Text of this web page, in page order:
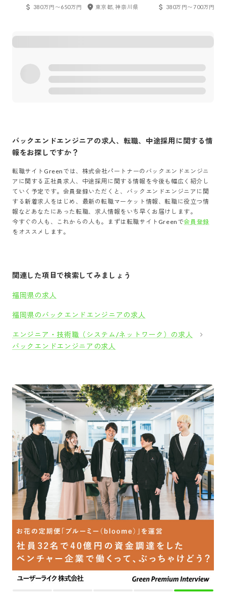
380万円〜650万円 東京都, 神奈川県
【関西】
380万円〜700万円
バックエンドエンジニアの求人、転職、中途採用に関する情
報をお探しですか？
転職サイトGreenでは、 株式会社パートナーの バックエンドエンジニ
ア に関する正社員求人、中途採用に関する情報を今後も幅広く紹介し
ていく予定です。会員登録いただくと、 バックエンドエンジニア に関
する新着求人をはじめ、最新の転職マーケット情報、転職に役立つ情
報などあなたにあった転職、求人情報をいち早くお届けします。
今すぐの人も、これからの人も。まずは転職サイトGreenで会員登録
をオススメします。
関連した項目で検索してみましょう
福岡県の求人
福岡県のバックエンドエンジニアの求人
エンジニア・技術職（システム/ネットワーク）の求人
バックエンドエンジニアの求人